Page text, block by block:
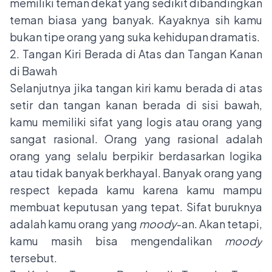
memiliki teman dekat yang sedikit dibandingkan
teman biasa yang banyak. Kayaknya sih kamu
bukan tipe orang yang suka kehidupan dramatis.
2. Tangan Kiri Berada di Atas dan Tangan Kanan
di Bawah
Selanjutnya jika tangan kiri kamu berada di atas
setir dan tangan kanan berada di sisi bawah,
kamu memiliki sifat yang logis atau orang yang
sangat rasional. Orang yang rasional adalah
orang yang selalu berpikir berdasarkan logika
atau tidak banyak berkhayal. Banyak orang yang
respect kepada kamu karena kamu mampu
membuat keputusan yang tepat. Sifat buruknya
adalah kamu orang yang moody-an. Akan tetapi,
kamu masih bisa mengendalikan moody
tersebut.